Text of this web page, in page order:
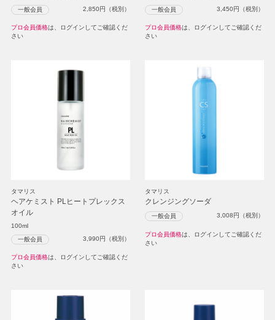
一般会員 2,850円（税別）
プロ会員価格は、ログインしてご確認くだ
さい
一般会員 3,450円（税別）
プロ会員価格は、ログインしてご確認くだ
さい
タマリス
ヘアケミスト PLヒートプレックス
オイル
100ml
一般会員 3,990円（税別）
プロ会員価格は、ログインしてご確認くだ
さい
タマリス
クレンジングソーダ
一般会員 3,008円（税別）
プロ会員価格は、ログインしてご確認くだ
さい